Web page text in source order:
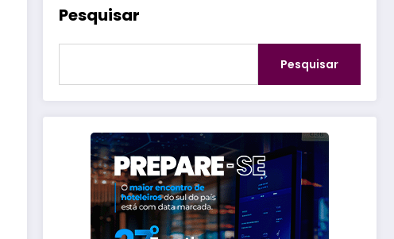
Pesquisar
Pesquisar